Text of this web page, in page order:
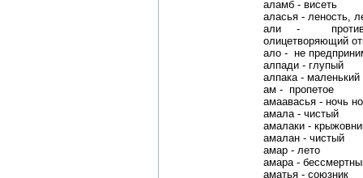
аламб - висеть
аласья - леность,
али -
олицетворяющий
ало - не
алпади - глупый
алпака - маленький
ам - пропетое
амаавасья - ночь
амала - чистый
амалаки -
амалан - чистый
амар - лето
амара -
аматья - союзник